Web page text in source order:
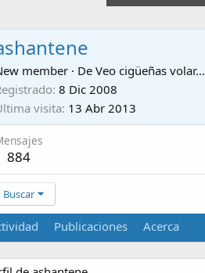
member · De Veo cigüeñas volar...
8 Dic 2008
visita 13 Abr 2013
884
Buscar
Publicaciones Acerca